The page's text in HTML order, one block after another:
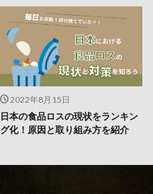
2022年8月15日
日本の食品ロスの現状をランキン
グ化！原因と取り組み方を紹介